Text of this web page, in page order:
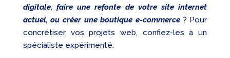
digitale, faire une refonte de votre site internet
actuel, ou créer une boutique e-commerce? Pour
concrétiser vos projets web, confiez-les à un
spécialiste expérimenté.